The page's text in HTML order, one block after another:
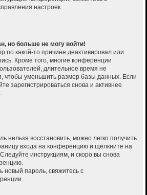
настроек.
но больше не могу войти!
по какой-то причине деактивировал или
Кроме того, многие конференции
длительное время не
чтобы уменьшить размер базы данных. Если
зарегистрироваться снова и активнее
нельзя восстановить, можно легко получить
входа на конференцию и щёлкните на
инструкциям, и скоро вы снова
новый пароль, свяжитесь с